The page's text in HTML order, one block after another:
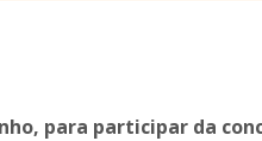
para participar da